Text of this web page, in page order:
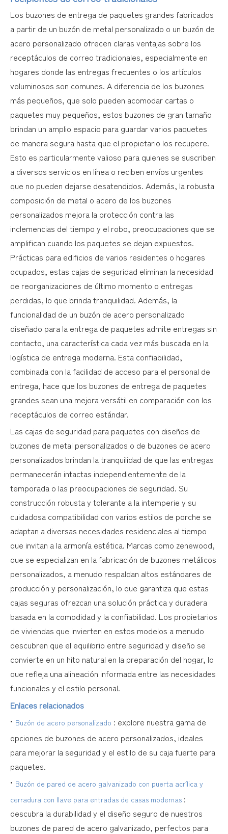
Los buzones de entrega de paquetes grandes fabricados
a partir de un buzón de metal personalizado o un buzón de
acero personalizado ofrecen claras ventajas sobre los
receptáculos de correo tradicionales, especialmente en
hogares donde las entregas frecuentes o los artículos
voluminosos son comunes. A diferencia de los buzones
más pequeños, que solo pueden acomodar cartas o
paquetes muy pequeños, estos buzones de gran tamaño
brindan un amplio espacio para guardar varios paquetes
de manera segura hasta que el propietario los recupere.
Esto es particularmente valioso para quienes se suscriben
a diversos servicios en línea o reciben envíos urgentes
que no pueden dejarse desatendidos. Además, la robusta
composición de metal o acero de los buzones
personalizados mejora la protección contra las
inclemencias del tiempo y el robo, preocupaciones que se
amplifican cuando los paquetes se dejan expuestos.
Prácticas para edificios de varios residentes o hogares
ocupados, estas cajas de seguridad eliminan la necesidad
de reorganizaciones de último momento o entregas
perdidas, lo que brinda tranquilidad. Además, la
funcionalidad de un buzón de acero personalizado
diseñado para la entrega de paquetes admite entregas sin
contacto, una característica cada vez más buscada en la
logística de entrega moderna. Esta confiabilidad,
combinada con la facilidad de acceso para el personal de
entrega, hace que los buzones de entrega de paquetes
grandes sean una mejora versátil en comparación con los
receptáculos de correo estándar.
Las cajas de seguridad para paquetes con diseños de
buzones de metal personalizados o de buzones de acero
personalizados brindan la tranquilidad de que las entregas
permanecerán intactas independientemente de la
temporada o las preocupaciones de seguridad. Su
construcción robusta y tolerante a la intemperie y su
cuidadosa compatibilidad con varios estilos de porche se
adaptan a diversas necesidades residenciales al tiempo
que invitan a la armonía estética. Marcas como zenewood,
que se especializan en la fabricación de buzones metálicos
personalizados, a menudo respaldan altos estándares de
producción y personalización, lo que garantiza que estas
cajas seguras ofrezcan una solución práctica y duradera
basada en la comodidad y la confiabilidad. Los propietarios
de viviendas que invierten en estos modelos a menudo
descubren que el equilibrio entre seguridad y diseño se
convierte en un hito natural en la preparación del hogar, lo
que refleja una alineación informada entre las necesidades
funcionales y el estilo personal.
Enlaces relacionados
• Buzón de acero personalizado : explore nuestra gama de
opciones de buzones de acero personalizados, ideales
para mejorar la seguridad y el estilo de su caja fuerte para
paquetes.
• Buzón de pared de acero galvanizado con puerta acrílica y
cerradura con llave para entradas de casas modernas :
descubra la durabilidad y el diseño seguro de nuestros
buzones de pared de acero galvanizado, perfectos para